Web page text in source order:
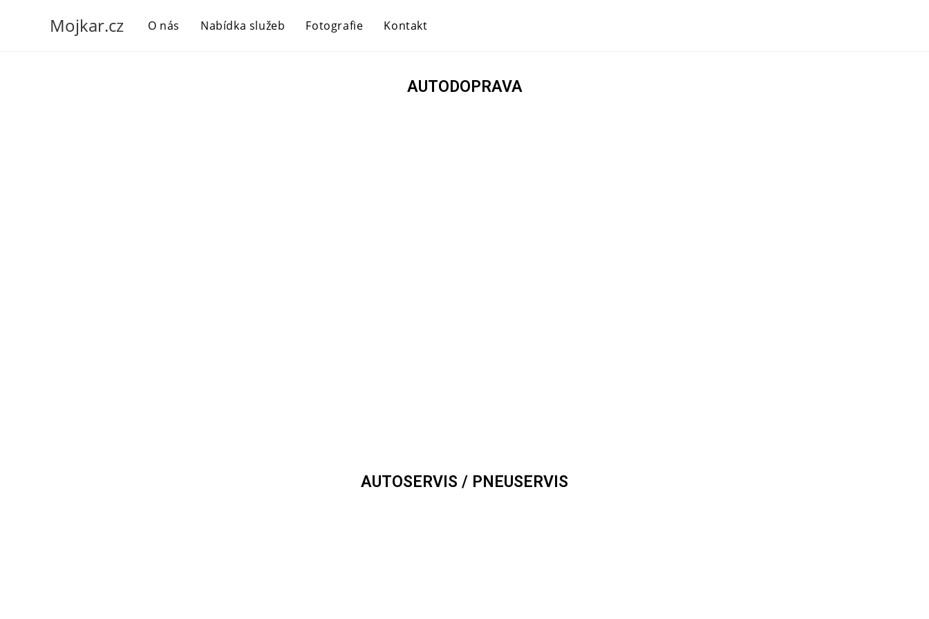
Mojkar.cz O nás Nabídka služeb Fotografie Kontakt
AUTODOPRAVA
AUTOSERVIS / PNEUSERVIS